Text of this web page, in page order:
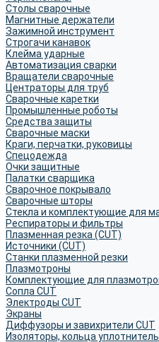
Столы сварочные
Магнитные держатели
Зажимной инструмент
Строгачи канавок
Клейма ударные
Автоматизация сварки
Вращатели сварочные
Центраторы для труб
Сварочные каретки
Промышленные роботы
Средства защиты
Сварочные маски
Краги, перчатки, руковицы
Спецодежда
Очки защитные
Палатки сварщика
Сварочное покрывало
Сварочные шторы
Стекла и комплектующие для
Респираторы и фильтры
Плазменная резка (CUT)
Источники (CUT)
Станки плазменной резки
Плазмотроны
Комплектующие для
Сопла CUT
Электроды CUT
Экраны
Диффузоры и завихрители CUT
Изоляторы, кольца